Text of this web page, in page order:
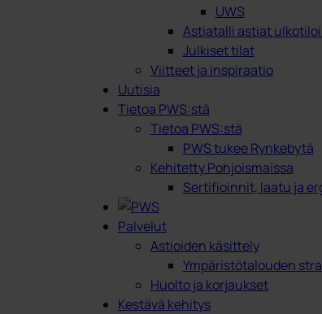
UWS
Astiatalli astiat
Julkiset tilat
Viitteet ja inspiraatio
Uutisia
Tietoa PWS:stä
Tietoa PWS:stä
PWS tukee Rynkebytä
Kehitetty Pohjoismaissa
Sertifioinnit, laatu ja
Palvelut
Astioiden käsittely
Ympäristötalouden
Huolto ja korjaukset
Kestävä kehitys